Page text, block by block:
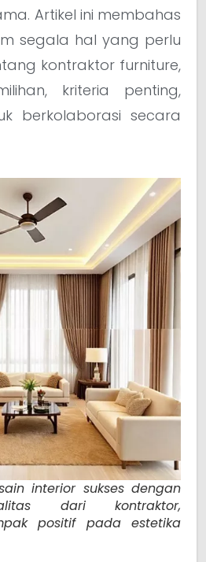
Artikel ini membahas
segala hal yang perlu
kontraktor furniture,
kriteria penting,
berkolaborasi secara
interior sukses dengan
dari kontraktor,
positif pada estetika